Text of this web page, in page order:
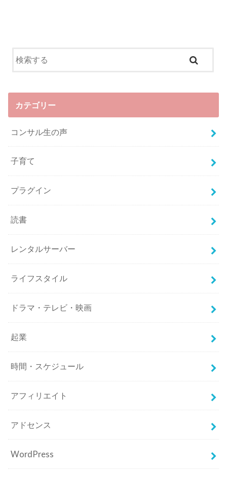
カテゴリー
コンサル生の声
子育て
プラグイン
読書
レンタルサーバー
ライフスタイル
ドラマ・テレビ・映画
起業
時間・スケジュール
アフィリエイト
アドセンス
WordPress